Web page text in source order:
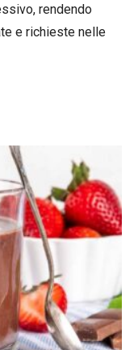
rendendo
e richieste nelle